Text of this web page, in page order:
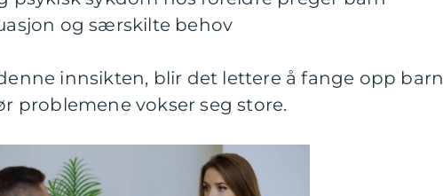
og særskilte behov
innsikten, blir det lettere å fange opp barn
problemene vokser seg store.